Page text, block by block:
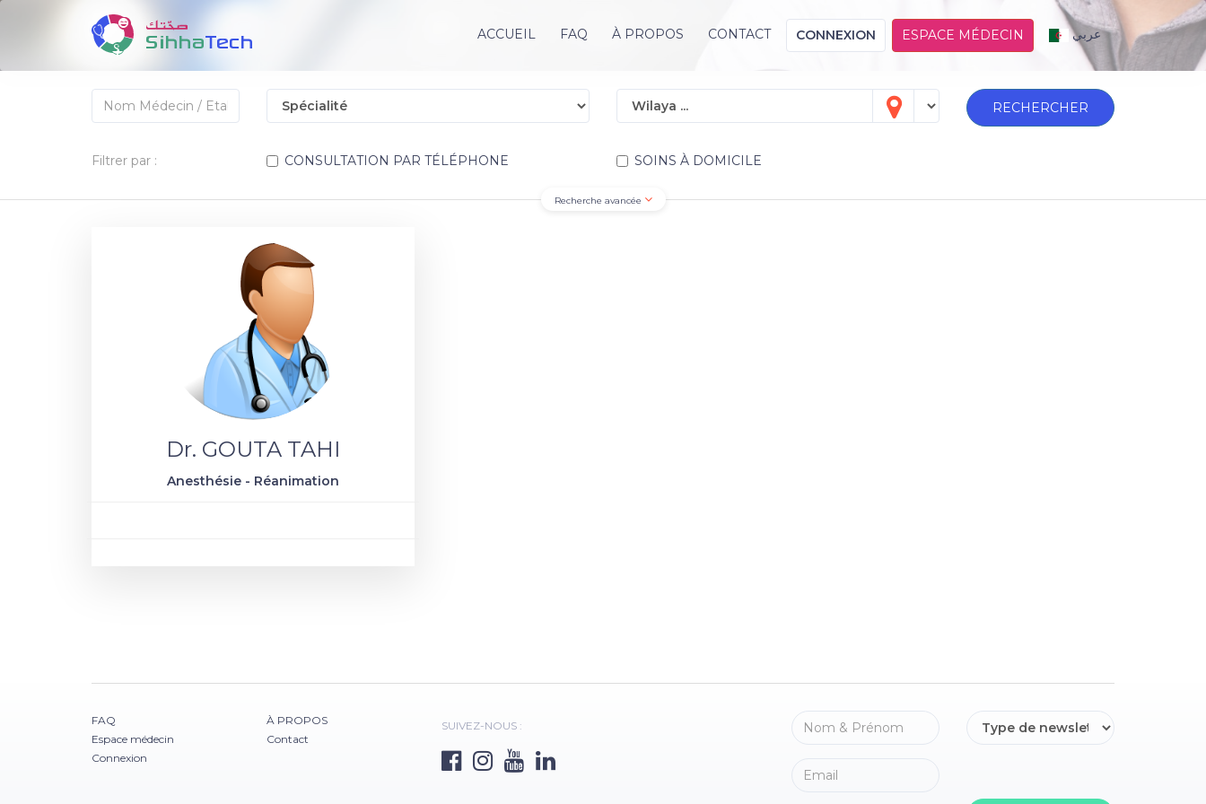
ACCUEIL FAQ À PROPOS CONTACT CONNEXION ESPACE MÉDECIN عربي
RECHERCHER
Filtrer par : CONSULTATION PAR TÉLÉPHONE SOINS À DOMICILE
Recherche avancée
Dr. GOUTA TAHI
Anesthésie - Réanimation
FAQ
Espace médecin
Connexion
À PROPOS
Contact
SUIVEZ-NOUS :